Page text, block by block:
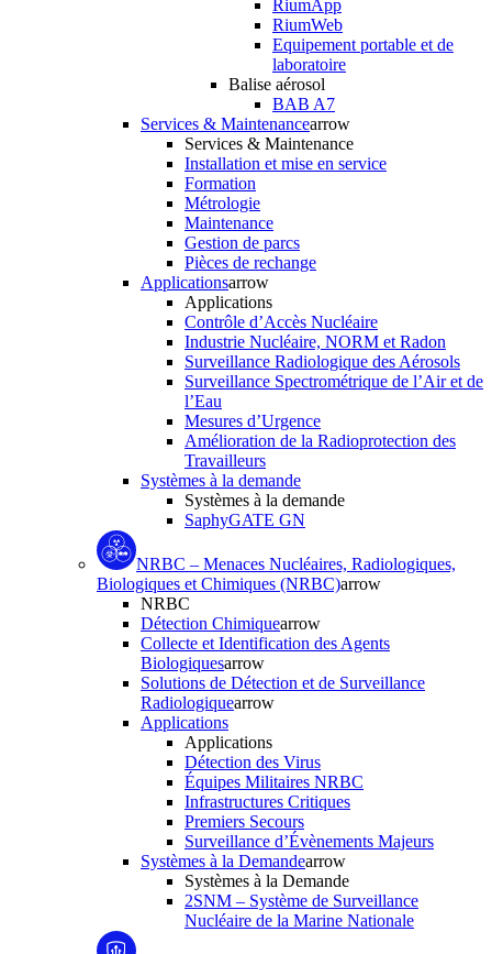
RiumApp
RiumWeb
Equipement portable et de
laboratoire
Balise aérosol
BAB A7
Services & Maintenancearrow
Services & Maintenance
Installation et mise en service
Formation
Métrologie
Maintenance
Gestion de parcs
Pièces de rechange
Applicationsarrow
Applications
Contrôle d’Accès Nucléaire
Industrie Nucléaire, NORM et Radon
Surveillance Radiologique des Aérosols
Surveillance Spectrométrique de l’Air et de
l’Eau
Mesures d’Urgence
Amélioration de la Radioprotection des
Travailleurs
Systèmes à la demande
Systèmes à la demande
SaphyGATE GN
NRBC – Menaces Nucléaires, Radiologiques,
Biologiques et Chimiques (NRBC)arrow
NRBC
Détection Chimiquearrow
Collecte et Identification des Agents
Biologiquesarrow
Solutions de Détection et de Surveillance
Radiologiquearrow
Applications
Applications
Détection des Virus
Équipes Militaires NRBC
Infrastructures Critiques
Premiers Secours
Surveillance d’Évènements Majeurs
Systèmes à la Demandearrow
Systèmes à la Demande
2SNM – Système de Surveillance
Nucléaire de la Marine Nationale